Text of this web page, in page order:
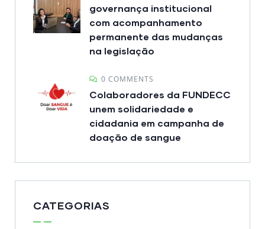
governança institucional
com acompanhamento
permanente das mudanças
na legislação
0 COMMENTS
Colaboradores da FUNDECC
unem solidariedade e
cidadania em campanha de
doação de sangue
CATEGORIAS